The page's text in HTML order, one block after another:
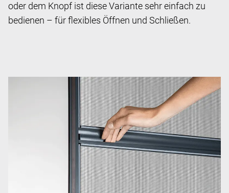
oder dem Knopf ist diese Variante sehr einfach zu
bedienen – für flexibles Öffnen und Schließen.